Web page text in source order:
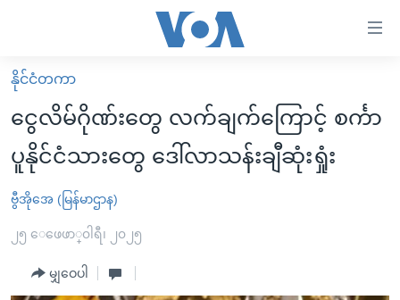
လွယ်ကူ
စေ
သည့်
Link
များ
ပင်မ
မူလစာမျက်နှာ
မြန်မာ
ကမ္ဘာ့သတင်းများ
နိုင်ငံတကာ
အစ္စရေး-ပါလက်စတိုင်း
ဗွီဒီယို
သတင်းလွတ်လပ်ခွင့်
အင်္ဂလိပ်စာလေ့လာမယ်
နိုင်ငံတကာ
ငွေလိမ်ဂိုဏ်းတွေ လက်ချက်ကြောင့် စင်္ကာ
ပူနိုင်ငံသားတွေ ဒေါ်လာသန်းချီဆုံးရှုံး
ဗွီအိုအေ (မြန်မာဌာန)
၂၅ ေဖေဖာ္၀ါရီ၊ ၂၀၂၅
မျှဝေပါ